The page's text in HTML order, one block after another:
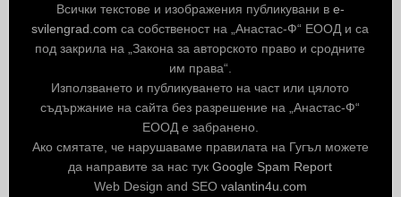
Всички текстове и изображения публикувани в e-
svilengrad.com са собственост на „Анастас-Ф“ ЕООД и са
под закрила на „Закона за авторското право и сродните
им права“.
Използването и публикуването на част или цялото
съдържание на сайта без разрешение на „Анастас-Ф“
ЕООД е забранено.
Ако смятате, че нарушаваме правилата на Гугъл можете
да направите за нас тукGoogle Spam Report
Web Design and SEO valantin4u.com